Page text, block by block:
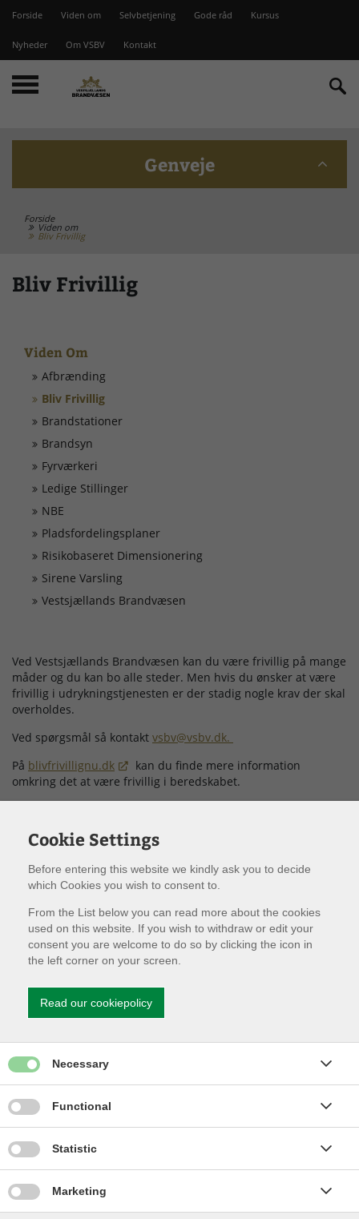
Forside Viden om Selvbetjening Gode råd Kursus
Nyheder Om VSBV Kontakt
Genveje
Beredskabskommission
EAN nummer
Fyrværkeri
Kontakt
Kurser
Ledige Stillinger
Tilslutning af alarmer
Forside
Viden om
Bliv Frivillig
Bliv Frivillig
Viden Om
Afbrænding
Bliv Frivillig
Brandstationer
Brandsyn
Fyrværkeri
Ledige Stillinger
NBE
Pladsfordelingsplaner
Risikobaseret Dimensionering
Sirene Varsling
Vestsjællands Brandvæsen
Ved Vestsjællands Brandvæsen kan du være frivillig på mange
måder og du kan bo alle steder. Men hvis du ønsker at være
frivillig i udrykningstjenesten er der stadig nogle krav der skal
overholdes.
Ved spørgsmål så kontakt vsbv@vsbv.dk.
På blivfrivillignu.dk
kan du finde mere information
omkring det at være frivillig i beredskabet.
frivillige velkomne hos os.
Her er nogle af de opgaver frivilligenheden løser:
Brandvagt
Dige-beredskab
Drone
Efterslukning
Forplejning
Fældning/opskæring af træer
Indkvartering
Lys
Water tube
Cookie Settings
Before entering this website we kindly ask you to decide
which Cookies you wish to consent to.
From the List below you can read more about the cookies
used on this website. If you wish to withdraw or edit your
consent you are welcome to do so by clicking the icon in
the left corner on your screen.
Read our cookiepolicy
Necessary
Give permission for Necessary cookies
Functional
Give permission for Functionality cookies
Statistic
Give permission for Statistics cookies
Marketing
Give permission for Marketing cookies